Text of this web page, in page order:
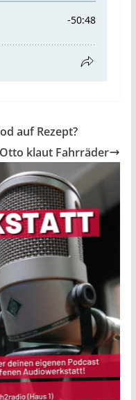
auf Rezept?
Otto klaut Fahrräder